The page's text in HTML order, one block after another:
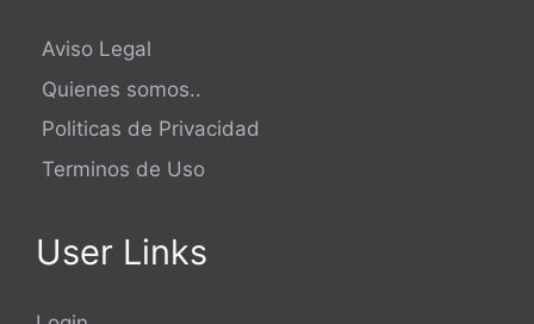
Aviso Legal
Quienes somos..
Politicas de Privacidad
Terminos de Uso
User Links